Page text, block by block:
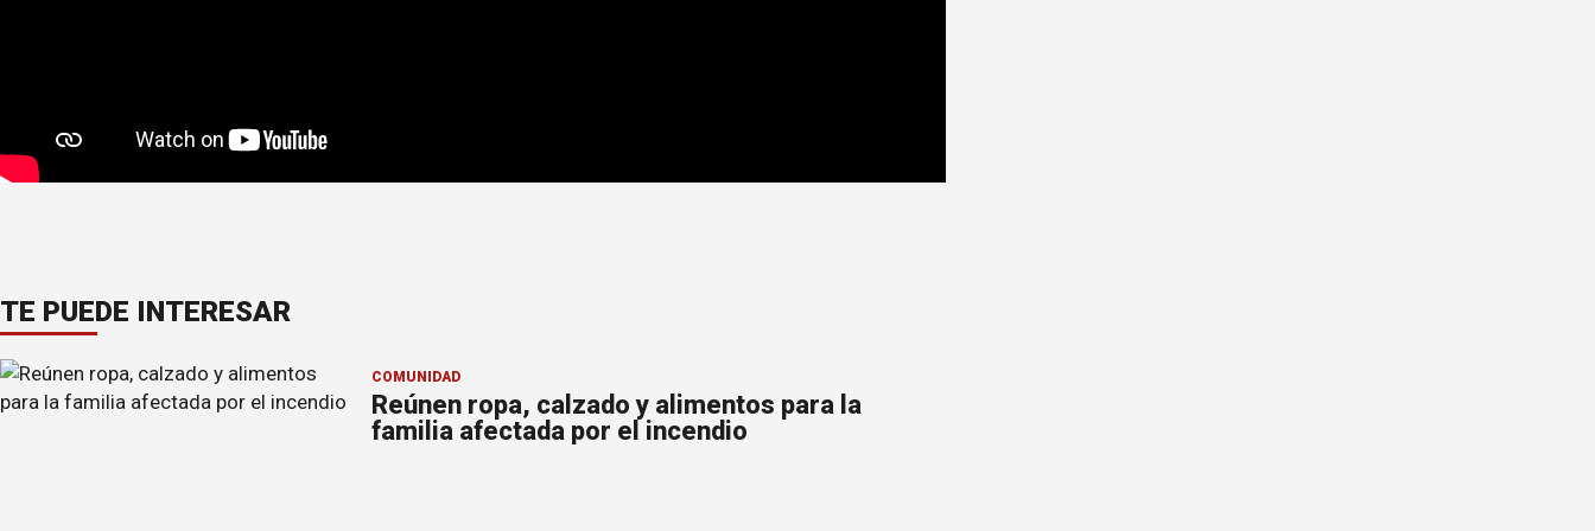
TE PUEDE INTERESAR
COMUNIDAD
Reúnen ropa, calzado y alimentos para la
familia afectada por el incendio